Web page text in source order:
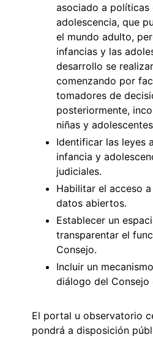
asociado a políticas
adolescencia, que
el mundo adulto,
infancias y las
desarrollo se
comenzando por
tomadores de
posteriormente,
niñas y
Identificar las leyes
infancia y
judiciales.
Habilitar el acceso
datos abiertos.
Establecer un
transparentar el
Consejo.
Incluir un
diálogo del Consejo
El portal u observatorio
pondrá a disposición